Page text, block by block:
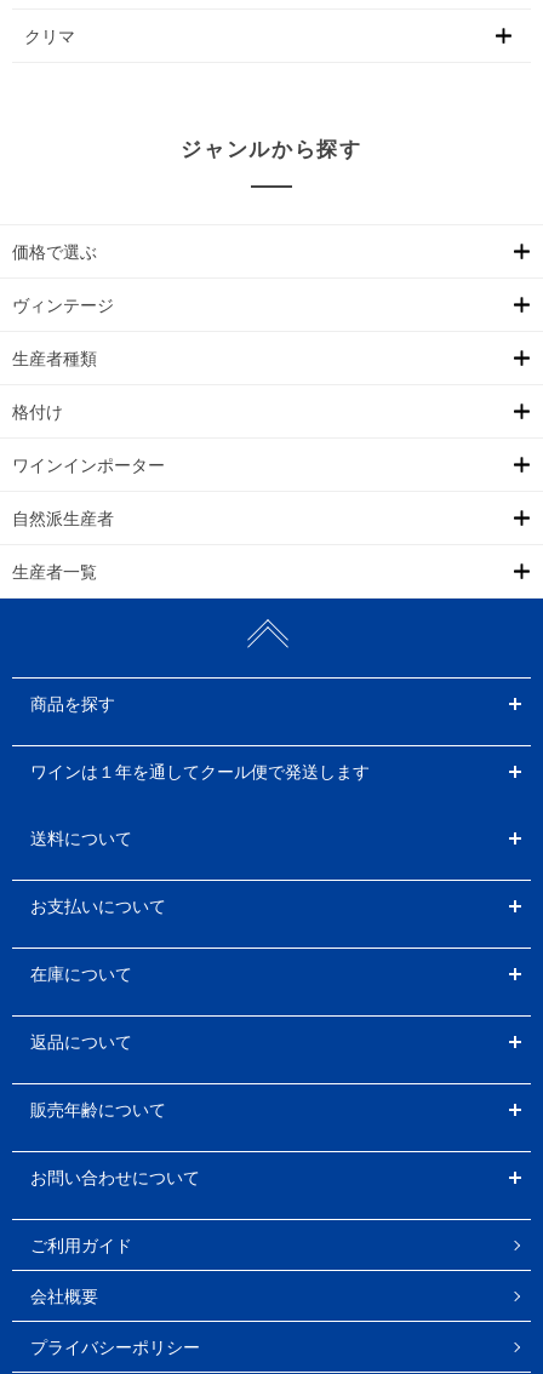
クリマ
ジャンルから探す
価格で選ぶ
ヴィンテージ
生産者種類
格付け
ワインインポーター
自然派生産者
生産者一覧
商品を探す
ワインは１年を通してクール便で発送します
送料について
お支払いについて
在庫について
返品について
販売年齢について
お問い合わせについて
ご利用ガイド
会社概要
プライバシーポリシー